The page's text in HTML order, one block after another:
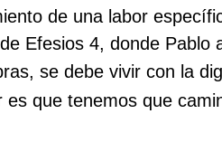
de una labor
Efesios 4, donde Pablo
se debe vivir con la
que tenemos que